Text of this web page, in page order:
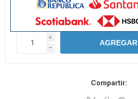
i
h
AGREGAR
Compartir: